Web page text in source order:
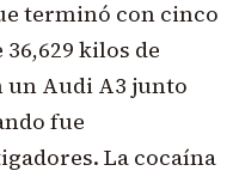
terminó con cinco
kilos de
un Audi A3 junto
fue
La cocaína